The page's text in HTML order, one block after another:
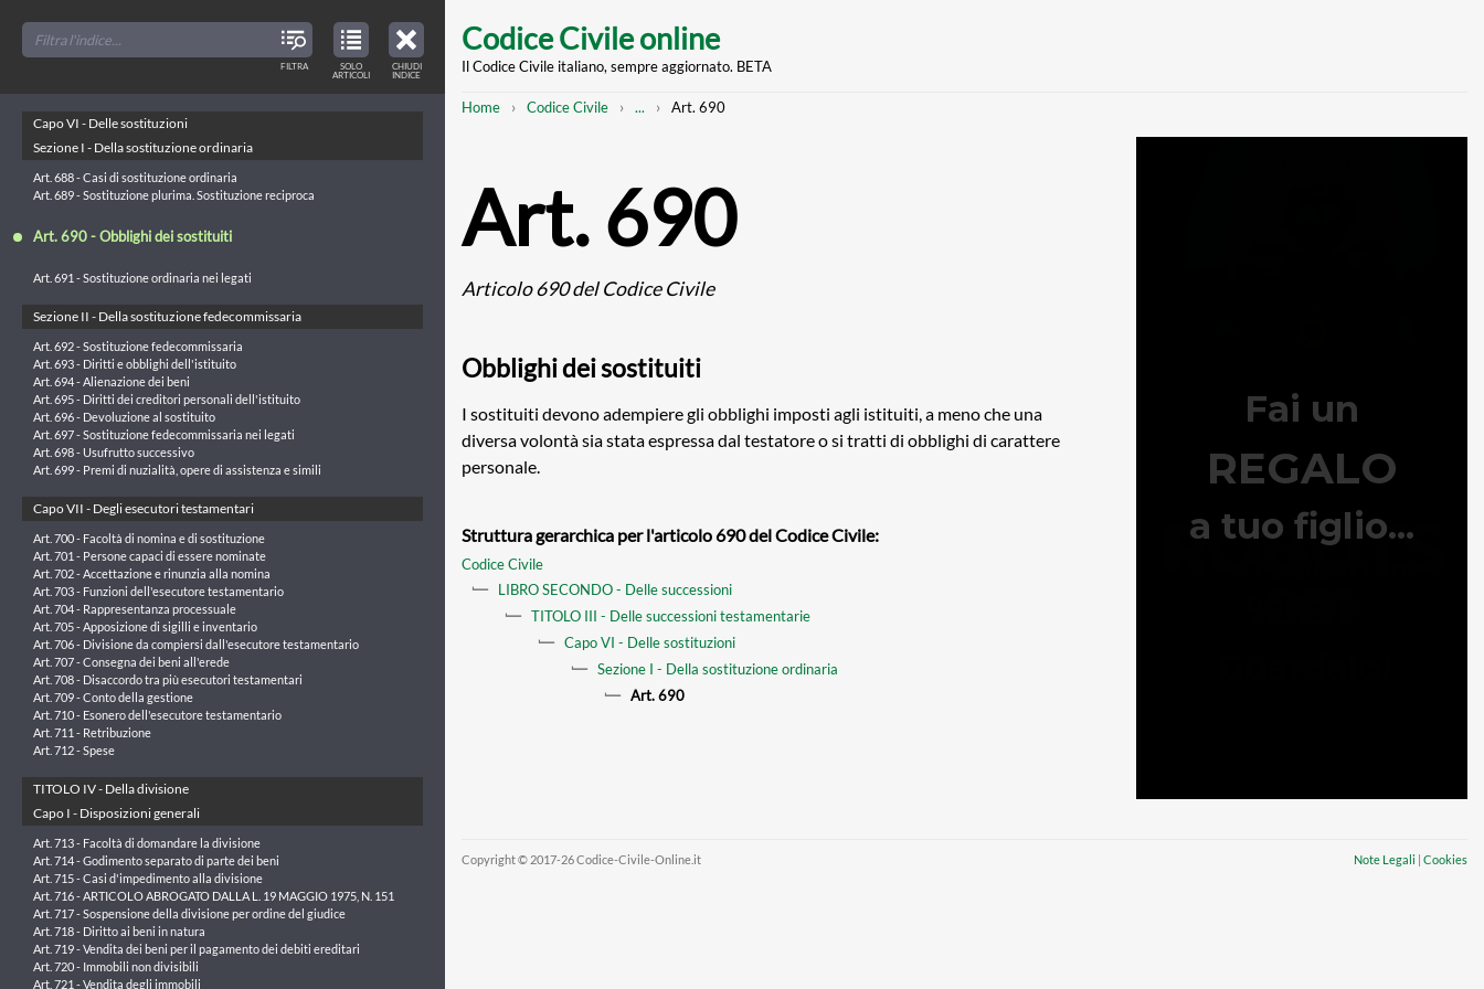
TABLE
OF
CONTENTS
CHIUDI
INDICE
main
Codice Civile online
Il Codice Civile italiano, sempre aggiornato. BETA
Breadcrumb
Home Codice Civile
Mostra
... Art. 690
Art. 690
Articolo 690 del Codice Civile
Obblighi dei sostituiti
I sostituiti devono adempiere gli obblighi imposti agli istituiti, a meno che una
diversa volontà sia stata espressa dal testatore o si tratti di obblighi di carattere
personale.
Struttura gerarchica per l'articolo 690 del Codice Civile:
Codice Civile
LIBRO SECONDO - Delle successioni
TITOLO III - Delle successioni testamentarie
Capo VI - Delle sostituzioni
Sezione I - Della sostituzione ordinaria
Art. 690
Copyright © 2017-26 Codice-Civile-Online.it Note Legali | Cookies
TOC
TITLES
FILTRA
VIEW
ONLY
ARTICLES
IN
TABLE
CONTENTS
SOLO
ARTICOLI
Art. 685 - Effetti del ritiro del testamento segreto
Art. 686 - Alienazione e trasformazione della cosa legata
Capo VI - Delle sostituzioni
Sezione I - Della sostituzione ordinaria
Art. 688 - Casi di sostituzione ordinaria
Art. 689 - Sostituzione plurima. Sostituzione reciproca
Art. 690 - Obblighi dei sostituiti
Art. 691 - Sostituzione ordinaria nei legati
Sezione II - Della sostituzione fedecommissaria
Art. 692 - Sostituzione fedecommissaria
Art. 693 - Diritti e obblighi dell'istituito
Art. 694 - Alienazione dei beni
Art. 695 - Diritti dei creditori personali dell'istituito
Art. 696 - Devoluzione al sostituito
Art. 697 - Sostituzione fedecommissaria nei legati
Art. 698 - Usufrutto successivo
Art. 699 - Premi di nuzialità, opere di assistenza e simili
Capo VII - Degli esecutori testamentari
Art. 700 - Facoltà di nomina e di sostituzione
Art. 701 - Persone capaci di essere nominate
Art. 702 - Accettazione e rinunzia alla nomina
Art. 703 - Funzioni dell'esecutore testamentario
Art. 704 - Rappresentanza processuale
Art. 705 - Apposizione di sigilli e inventario
Art. 706 - Divisione da compiersi dall'esecutore testamentario
Art. 707 - Consegna dei beni all'erede
Art. 708 - Disaccordo tra più esecutori testamentari
Art. 709 - Conto della gestione
Art. 710 - Esonero dell'esecutore testamentario
Art. 711 - Retribuzione
Art. 712 - Spese
TITOLO IV - Della divisione
Capo I - Disposizioni generali
Art. 713 - Facoltà di domandare la divisione
Art. 714 - Godimento separato di parte dei beni
Art. 715 - Casi d'impedimento alla divisione
Art. 716 - ARTICOLO ABROGATO DALLA L. 19 MAGGIO 1975, N. 151
Art. 717 - Sospensione della divisione per ordine del giudice
Art. 718 - Diritto ai beni in natura
Art. 719 - Vendita dei beni per il pagamento dei debiti ereditari
Art. 720 - Immobili non divisibili
Art. 721 - Vendita degli immobili